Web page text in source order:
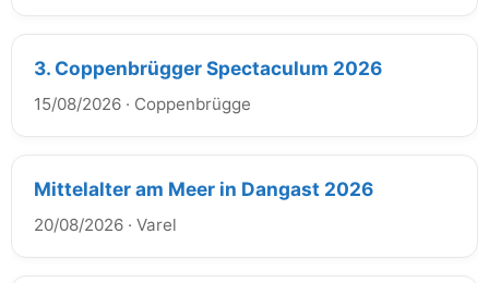
3. Coppenbrügger Spectaculum 2026
15/08/2026 · Coppenbrügge
Mittelalter am Meer in Dangast 2026
20/08/2026 · Varel